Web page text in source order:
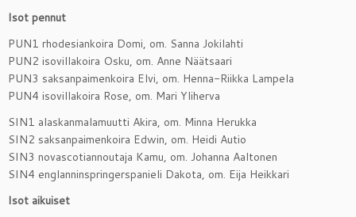
Isot pennut
PUN1 rhodesiankoira Domi, om. Sanna Jokilahti
PUN2 isovillakoira Osku, om. Anne Näätsaari
PUN3 saksanpaimenkoira Elvi, om. Henna-Riikka Lampela
PUN4 isovillakoira Rose, om. Mari Yliherva
SIN1 alaskanmalamuutti Akira, om. Minna Herukka
SIN2 saksanpaimenkoira Edwin, om. Heidi Autio
SIN3 novascotiannoutaja Kamu, om. Johanna Aaltonen
SIN4 englanninspringerspanieli Dakota, om. Eija Heikkari
Isot aikuiset